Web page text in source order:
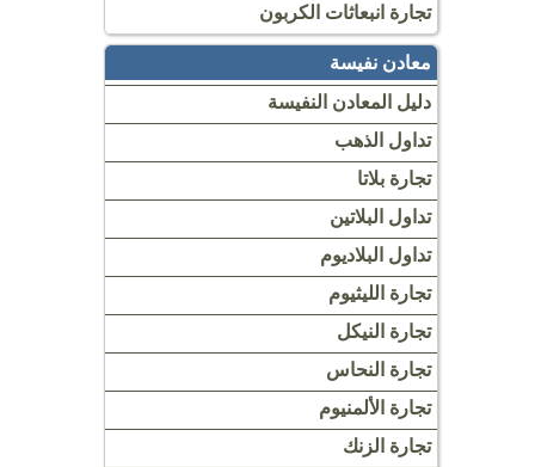
تجارة انبعاثات الكربون
معادن نفيسة
دليل المعادن النفيسة
تداول الذهب
تجارة بلاتا
تداول البلاتين
تداول البلاديوم
تجارة الليثيوم
تجارة النيكل
تجارة النحاس
تجارة الألمنيوم
تجارة الزنك